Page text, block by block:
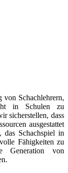
Schachlehrern,
in Schulen zu
sicherstellen, dass
ausgestattet
Schachspiel in
Fähigkeiten zu
Generation von